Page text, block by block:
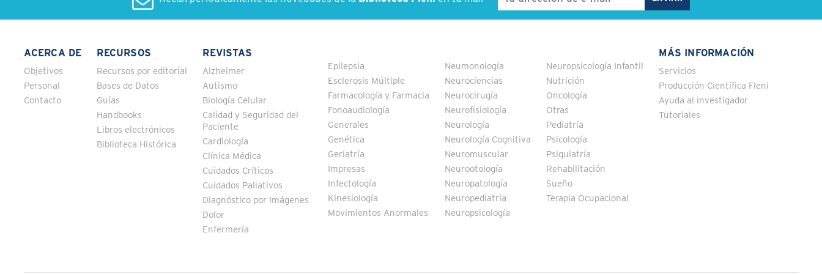
ACERCA DE
Objetivos
Personal
Contacto
RECURSOS
Recursos por editorial
Bases de Datos
Guías
Handbooks
Libros electrónicos
Biblioteca Histórica
REVISTAS
Alzheimer
Autismo
Biología Celular
Calidad y Seguridad del
Paciente
Cardiología
Clínica Médica
Cuidados Críticos
Cuidados Paliativos
Diagnóstico por Imágenes
Dolor
Enfermería
Epilepsia
Esclerosis Múltiple
Farmacología y Farmacia
Fonoaudiología
Generales
Genética
Geriatría
Impresas
Infectología
Kinesiología
Movimientos Anormales
Neumonología
Neurociencias
Neurocirugía
Neurofisiología
Neurología
Neurología Cognitiva
Neuromuscular
Neurootología
Neuropatología
Neuropediatría
Neuropsicología
Neuropsicología Infantil
Nutrición
Oncología
Otras
Pediatría
Psicología
Psiquiatría
Rehabilitación
Sueño
Terapia Ocupacional
MÁS INFORMACIÓN
Servicios
Producción Científica Fleni
Ayuda al investigador
Tutoriales